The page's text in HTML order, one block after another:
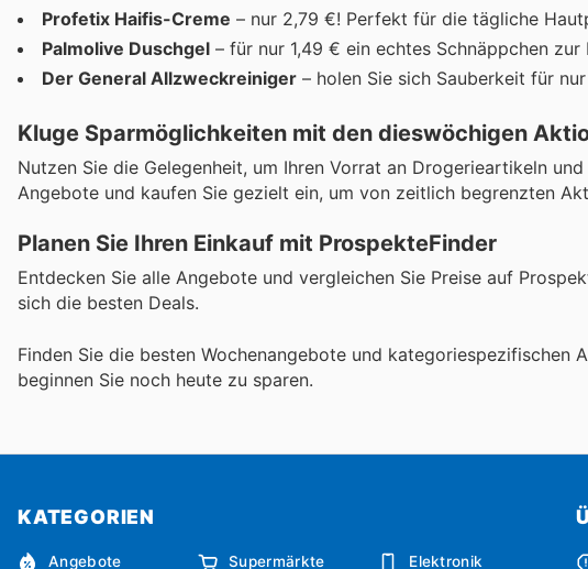
Profetix Haifis-Creme – nur 2,79 €! Perfekt für die tägliche
Palmolive Duschgel – für nur 1,49 € ein echtes Schnäppchen zur
Der General Allzweckreiniger – holen Sie sich Sauberkeit für
Kluge Sparmöglichkeiten mit den dieswöchigen
Nutzen Sie die Gelegenheit, um Ihren Vorrat an Drogerieartikeln
Angebote und kaufen Sie gezielt ein, um von zeitlich begrenzten
Planen Sie Ihren Einkauf mit ProspekteFinder
Entdecken Sie alle Angebote und vergleichen Sie Preise auf
sich die besten Deals.
Finden Sie die besten Wochenangebote und kategoriespezifischen
beginnen Sie noch heute zu sparen.
KATEGORIEN
Angebote Supermärkte Elektronik